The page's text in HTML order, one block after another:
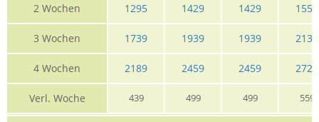
2 Wochen 1295 1429 1429 1559
3 Wochen 1739 1939 1939 2139
4 Wochen 2189 2459 2459 2729
Verl. Woche 439 499 499 559